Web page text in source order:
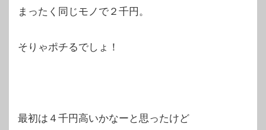
まったく同じモノで２千円。
そりゃポチるでしょ！
最初は４千円高いかなーと思ったけど